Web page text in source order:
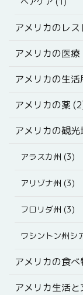
アメリカのレ
アメリカの医
アメリカの生
アメリカの薬
アメリカの観
アラスカ州 (3)
アリゾナ州 (3)
フロリダ州 (3)
ワシントン州シ
アメリカの食べ
アメリカ生活